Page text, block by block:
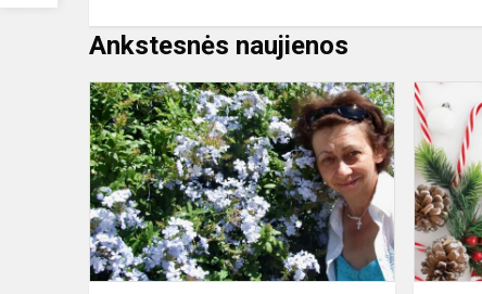
Ankstesnės naujienos
Sveikiname
lietuvių
kalbos
ir
literatūros
mokytoją
ekspertę...